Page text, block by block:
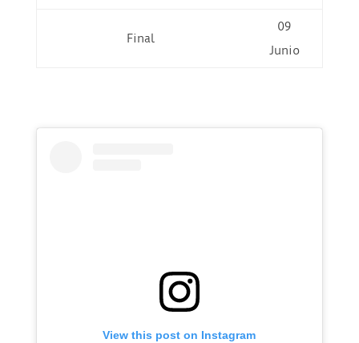
Final
09
Junio
View this post on Instagram